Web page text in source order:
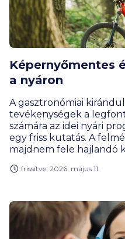
Képernyőmentes
a nyáron
A gasztronómiai
tevékenységek a
számára az idei nyári
egy friss kutatás. A
majdnem fele hajlandó
érdekében, hogy több
frissítve: 2026. május 11.